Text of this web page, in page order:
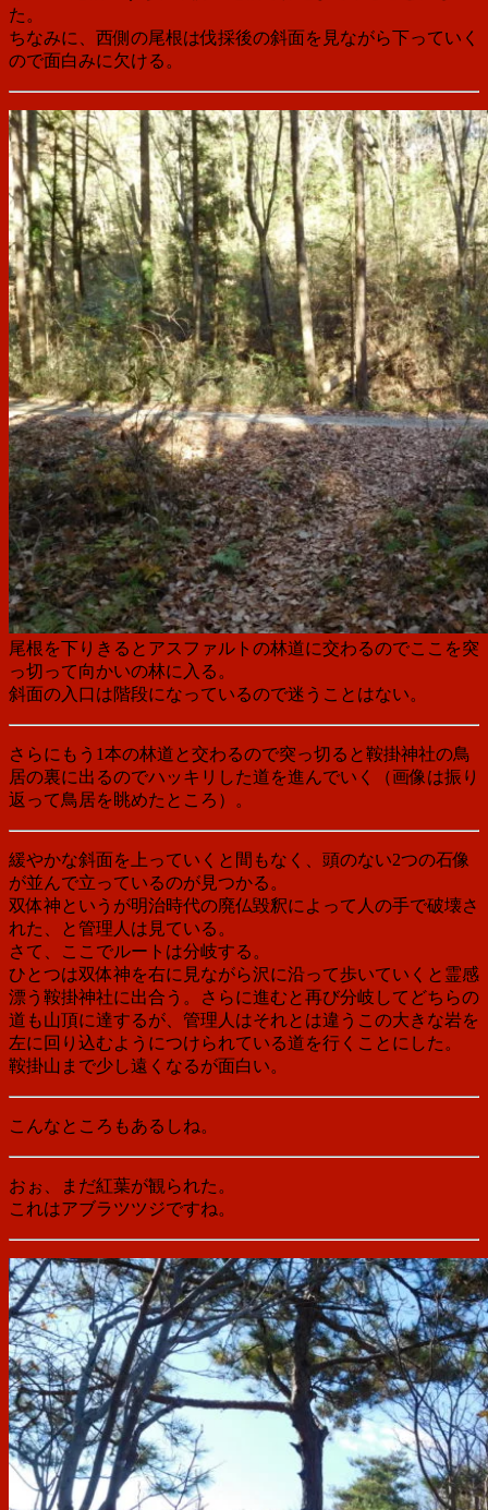
た。
ちなみに、西側の尾根は伐採後の斜面を見ながら下っていく
ので面白みに欠ける。
尾根を下りきるとアスファルトの林道に交わるのでここを突
っ切って向かいの林に入る。
斜面の入口は階段になっているので迷うことはない。
さらにもう1本の林道と交わるので突っ切ると鞍掛神社の鳥
居の裏に出るのでハッキリした道を進んでいく（画像は振り
返って鳥居を眺めたところ）。
緩やかな斜面を上っていくと間もなく、頭のない2つの石像
が並んで立っているのが見つかる。
双体神というが明治時代の廃仏毀釈によって人の手で破壊さ
れた、と管理人は見ている。
さて、ここでルートは分岐する。
ひとつは双体神を右に見ながら沢に沿って歩いていくと霊感
漂う鞍掛神社に出合う。さらに進むと再び分岐してどちらの
道も山頂に達するが、管理人はそれとは違うこの大きな岩を
左に回り込むようにつけられている道を行くことにした。
鞍掛山まで少し遠くなるが面白い。
こんなところもあるしね。
おぉ、まだ紅葉が観られた。
これはアブラツツジですね。